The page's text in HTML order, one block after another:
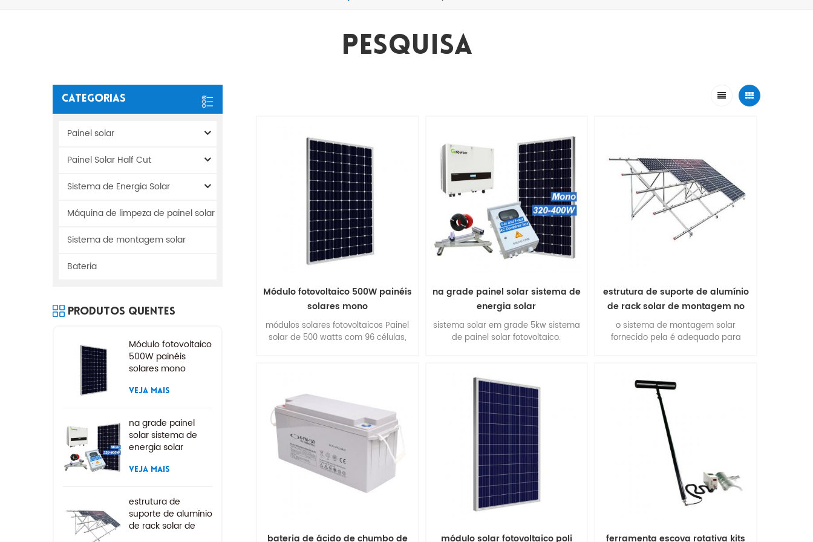
Pesquisa
Categorias
Painel solar
Painel Solar Half Cut
Sistema de Energia Solar
Máquina de limpeza de painel solar
Sistema de montagem solar
Bateria
Produtos Quentes
Módulo fotovoltaico
500W painéis
solares mono
VEJA MAIS
na grade painel
solar sistema de
energia solar
VEJA MAIS
estrutura de
suporte de alumínio
de rack solar de
Módulo fotovoltaico 500W painéis
solares mono
módulos solares fotovoltaicos Painel
solar de 500 watts com 96 células,
na grade painel solar sistema de
energia solar
sistema solar em grade 5kw sistema
de painel solar fotovoltaico.
estrutura de suporte de alumínio
de rack solar de montagem no
solo
o sistema de montagem solar
fornecido pela é adequado para
flexibilidade de construção,
estabilidade e precisão, desempenho
ambiental extraordinário, qualidade
suprtb.
bateria de ácido de chumbo de
módulo solar fotovoltaico poli
ferramenta escova rotativa kits